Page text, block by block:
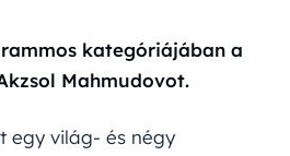
kategóriájában a
Mahmudovot.
egy világ- és négy